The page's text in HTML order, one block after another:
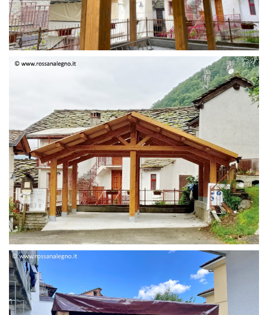
STRUTTURA IN ABETE LAMELLARE
STRUTTURA DUE FALDE